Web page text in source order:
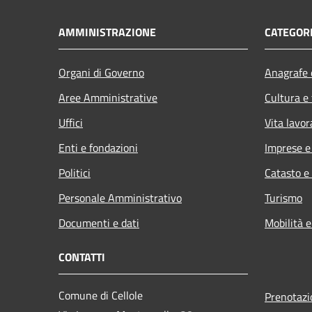
AMMINISTRAZIONE
Organi di Governo
Aree Amministrative
Uffici
Enti e fondazioni
Politici
Personale Amministrativo
Documenti e dati
Cultura
Vita
Imprese
Catasto
Turismo
Mobilità
CONTATTI
Comune di Cellole